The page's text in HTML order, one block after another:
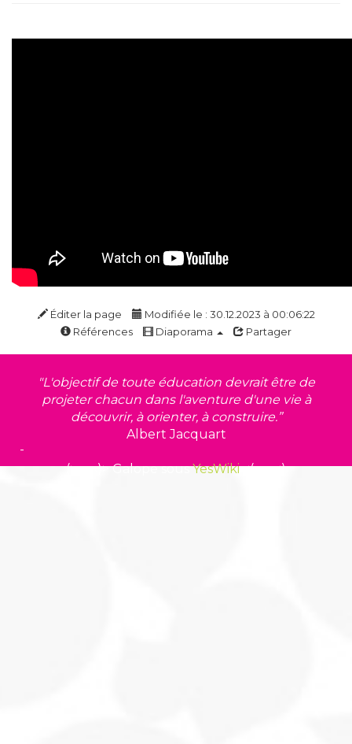
Éditer la page
Modifiée le : 30.12.2023 à 00:06:22
Références
Diaporama Partager
"L'objectif de toute éducation devrait être de
projeter chacun dans l'aventure d'une vie à
découvrir, à orienter, à construire.”
Albert Jacquart
(>^_^)> Galope sousYesWiki<(^_^<)
-